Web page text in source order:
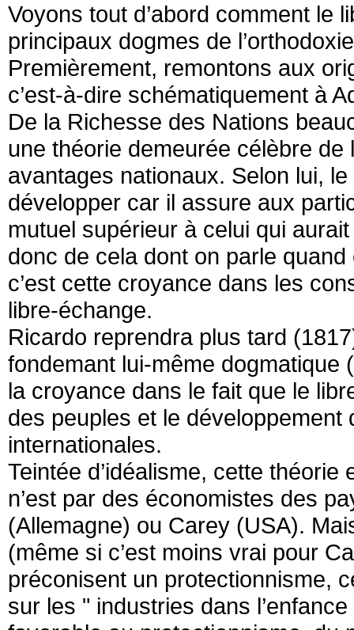
Voyons tout d’abord comment le
principaux dogmes de
Premièrement, remontons aux
c’est-à-dire schématiquement à
De la Richesse des Nations
une théorie demeurée célèbre de
avantages nationaux. Selon lui,
développer car il assure aux
mutuel supérieur à celui qui
donc de cela dont on parle
c’est cette croyance dans les
libre-échange.
Ricardo reprendra plus tard
fondemant lui-même dogmatique
la croyance dans le fait que le
des peuples et le développement
internationales.
Teintée d’idéalisme, cette
n’est par des économistes des
(Allemagne) ou Carey (USA).
(même si c’est moins vrai pour
préconisent un protectionnisme,
sur les " industries dans